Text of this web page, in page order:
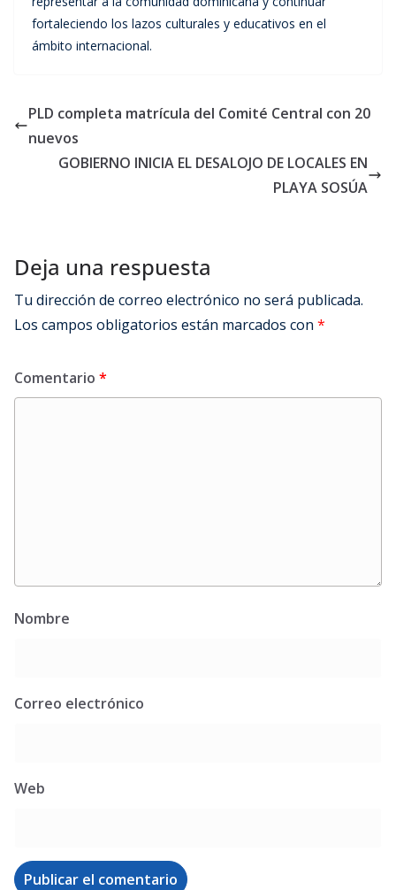
fortaleciendo los lazos culturales y educativos en el
ámbito internacional.
PLD completa matrícula del Comité Central con 20
nuevos
GOBIERNO INICIA EL DESALOJO DE LOCALES EN
PLAYA SOSÚA
Deja una respuesta
Tu dirección de correo electrónico no será publicada.
Los campos obligatorios están marcados con *
Comentario *
Nombre
Correo electrónico
Web